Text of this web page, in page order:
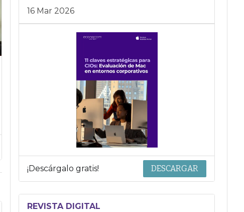
16 Mar 2026
¡Descárgalo gratis! DESCARGAR
REVISTA DIGITAL